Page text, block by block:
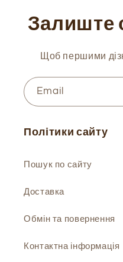
Залиште
Щоб першими
Email
Політики сайту
Пошук по сайту
Доставка
Обмін та повернення
Контактна інформація